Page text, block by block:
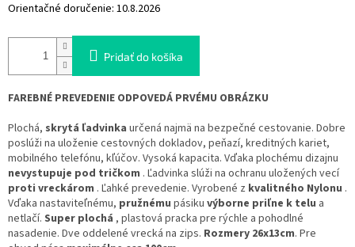
Orientačné doručenie: 10.8.2026
Pridať do košíka
FAREBNÉ PREVEDENIE ODPOVEDÁ PRVÉMU OBRÁZKU
Plochá, skrytá ľadvinka určená najmä na bezpečné cestovanie. Dobre
poslúži na uloženie cestovných dokladov, peňazí, kreditných kariet,
mobilného telefónu, kľúčov. Vysoká kapacita. Vďaka plochému dizajnu
nevystupuje pod tričkom . Ľadvinka slúži na ochranu uložených vecí
proti vreckárom . Ľahké prevedenie. Vyrobené z kvalitného Nylonu .
Vďaka nastaviteľnému, pružnému pásiku výborne priľne k telu a
netlačí. Super plochá , plastová pracka pre rýchle a pohodlné
nasadenie. Dve oddelené vrecká na zips. Rozmery 26x13cm. Pre